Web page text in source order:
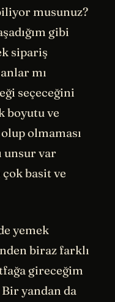
musunuz?
gibi
sipariş
mı
seçeceğini
boyutu ve
olmaması
unsur var
basit ve
yemek
biraz farklı
gireceğim
yandan da